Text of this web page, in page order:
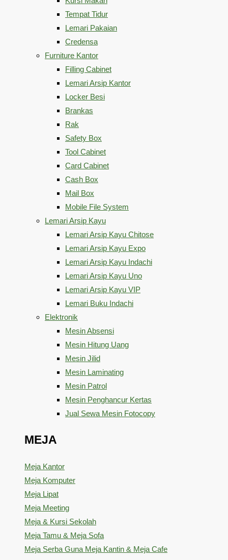
Tempat Tidur
Lemari Pakaian
Credensa
Furniture Kantor
Filling Cabinet
Lemari Arsip Kantor
Locker Besi
Brankas
Rak
Safety Box
Tool Cabinet
Card Cabinet
Cash Box
Mail Box
Mobile File System
Lemari Arsip Kayu
Lemari Arsip Kayu Chitose
Lemari Arsip Kayu Expo
Lemari Arsip Kayu Indachi
Lemari Arsip Kayu Uno
Lemari Arsip Kayu VIP
Lemari Buku Indachi
Elektronik
Mesin Absensi
Mesin Hitung Uang
Mesin Jilid
Mesin Laminating
Mesin Patrol
Mesin Penghancur Kertas
Jual Sewa Mesin Fotocopy
MEJA
Meja Kantor
Meja Komputer
Meja Lipat
Meja Meeting
Meja & Kursi Sekolah
Meja Tamu & Meja Sofa
Meja Serba Guna Meja Kantin & Meja Cafe